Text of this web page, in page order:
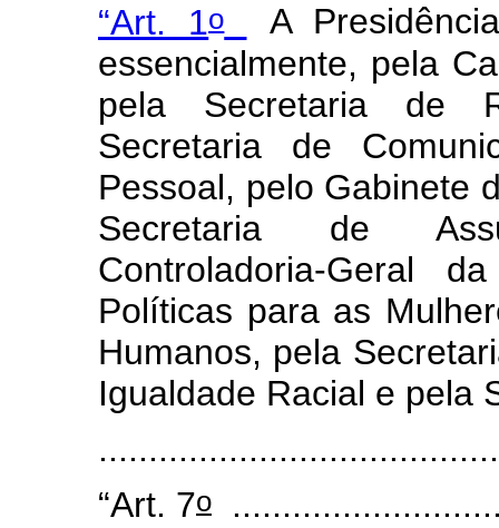
“Art. 1o
A
essencialmente, pela
pela Secretaria de
Secretaria de
Pessoal, pelo Gabinete
Secretaria de
Controladoria-Geral
Políticas para as
Humanos, pela
Igualdade Racial e pela
...........
“Art. 7o